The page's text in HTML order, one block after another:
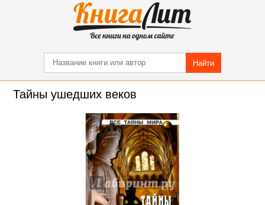
Найти
Тайны ушедших веков